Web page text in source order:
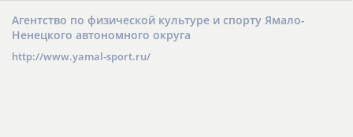
Агентство по физической культуре и спорту Ямало-
Ненецкого автономного округа
http://www.yamal-sport.ru/